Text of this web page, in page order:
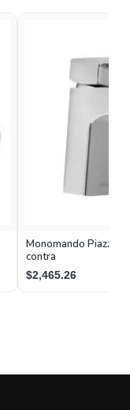
Monomando Piazza
contra
$2,465.26